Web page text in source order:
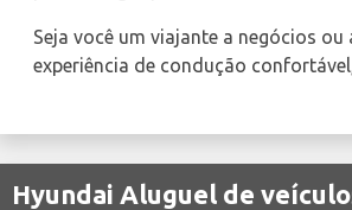
Seja você um viajante a negócios
experiência de condução
Hyundai Aluguel de